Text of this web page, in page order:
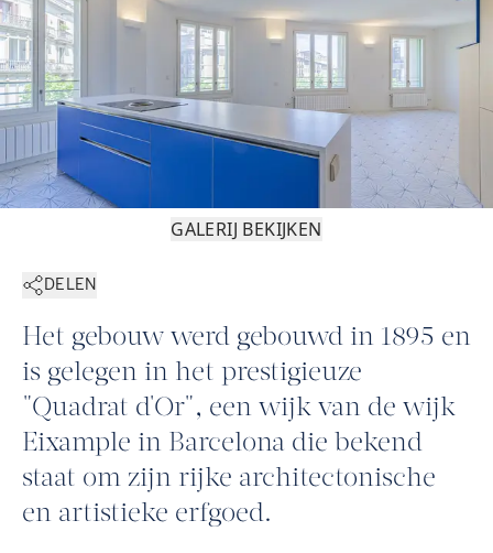
GALERIJ BEKIJKEN
DELEN
Het gebouw werd gebouwd in 1895 en
is gelegen in het prestigieuze
"Quadrat d'Or", een wijk van de wijk
Eixample in Barcelona die bekend
staat om zijn rijke architectonische
en artistieke erfgoed.